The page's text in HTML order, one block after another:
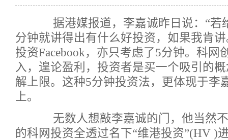
据港媒报道，李嘉诚昨日说：“若
分钟就讲得出有什么好投资，如果我肯
投资Facebook，亦只考虑了5分钟。科网
入，遑论盈利，投资者是买一个吸引的
解上限。这种5分钟投资法，更体现于李
上。
无数人想敲李嘉诚的门，他当然不
的科网投资全透过名下“维港投资”(HV )